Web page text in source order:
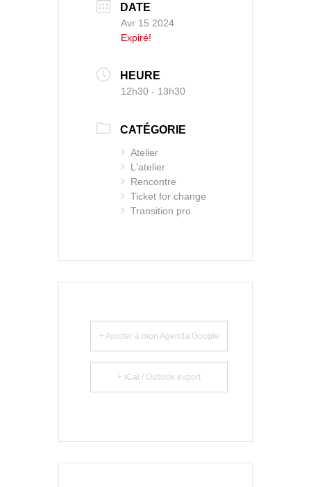
DATE
Avr 15 2024
Expiré!
HEURE
12h30 - 13h30
CATÉGORIE
Atelier
L'atelier
Rencontre
Ticket for change
Transition pro
+ Ajouter à mon Agenda Google
+ iCal / Outlook export